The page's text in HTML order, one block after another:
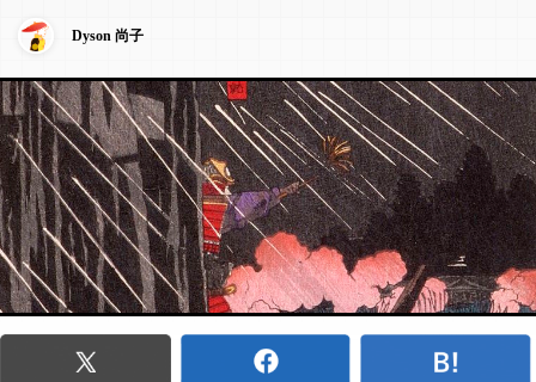
Dyson 尚子